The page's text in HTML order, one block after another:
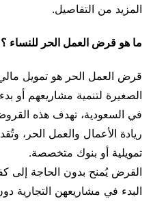
المزيد من التفاصيل.
ما هو قرض العمل الحر للنساء ؟
قرض العمل الحر هو تمويل
الصغيرة لتنمية مشاريعهم أو
في السعودية، تهدف هذه
ريادة الأعمال والعمل الحر،
تمويلية أو بنوك متخصصة.
القرض يُمنح بدون الحاجة إلى
البدء في مشاريعهن التجارية